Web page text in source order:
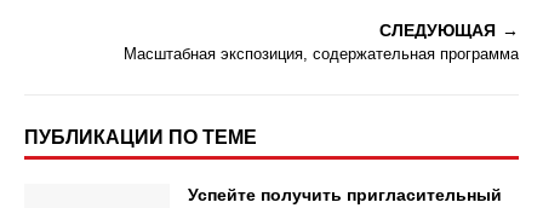
СЛЕДУЮЩАЯ
Масштабная экспозиция, содержательная программа
ПУБЛИКАЦИИ ПО ТЕМЕ
Успейте получить пригласительный